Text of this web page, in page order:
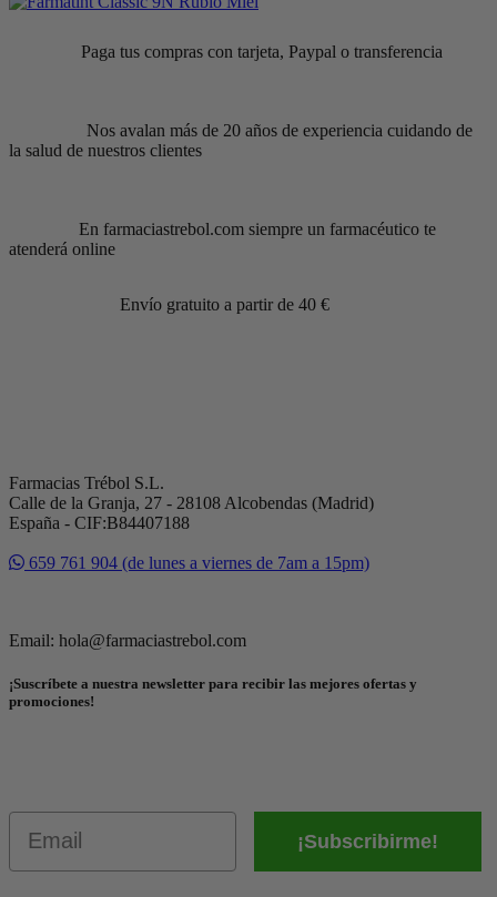
Paga tus compras con tarjeta, Paypal o transferencia
Nos avalan más de 20 años de experiencia cuidando de
la salud de nuestros clientes
En farmaciastrebol.com siempre un farmacéutico te
atenderá online
Envío gratuito a partir de 40 €
Farmacias Trébol S.L.
Calle de la Granja, 27 - 28108 Alcobendas (Madrid)
España - CIF:B84407188
659 761 904 (de lunes a viernes de 7am a 15pm)
Email: hola@farmaciastrebol.com
¡Suscríbete a nuestra newsletter para recibir las mejores ofertas y
promociones!
Email
¡Subscribirme!